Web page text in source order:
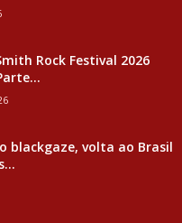
Rock Festival 2026
blackgaze, volta ao Brasil